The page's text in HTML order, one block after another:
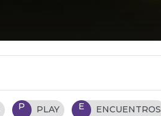
P PLAY E ENCUENTROS